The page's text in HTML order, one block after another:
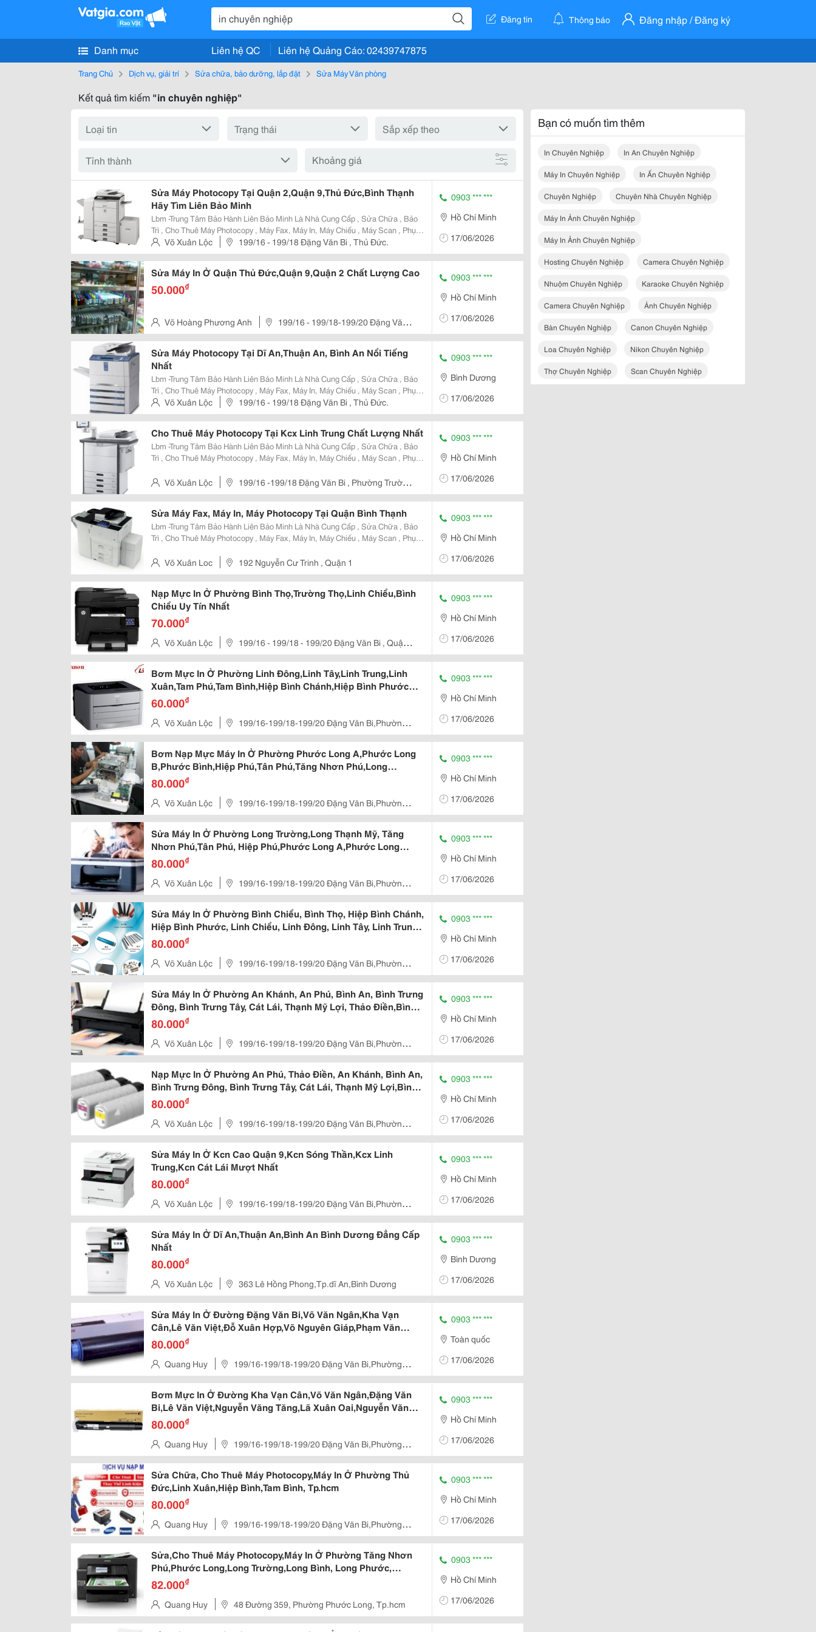
Đăng tin Thông báo Đăng nhập / Đăng ký
Danh mục Liên hệ QC Liên hệ Quảng Cáo: 02439747875
Trang Chủ Dịch vụ, giải trí Sửa chữa, bảo dưỡng, lắp đặt Sửa Máy Văn phòng
Kết quả tìm kiếm "in chuyên nghiệp"
Khoảng giá
Sửa Máy Photocopy Tại Quận 2,Quận 9,Thủ Đức,Bình Thạnh
Hãy Tìm Liên Bảo Minh
Lbm -Trung Tâm Bảo Hành Liên Bảo Minh Là Nhà Cung Cấp , Sửa Chữa , Bảo
Trì , Cho Thuê Máy Photocopy , Máy Fax, Máy In, Máy Chiếu , Máy Scan , Phụ
Tùng , Mực Photo,Mực In , Bơm Mực In Chuyên Nghiệp Số 1, Có Tay Nghề
Cao Nhất Và Được Tin Tưởng Nhất Tại...
Võ Xuân Lộc 199/16 - 199/18 Đặng Văn Bi , Thủ Đức.
0903 *** ***
Hồ Chí Minh
17/06/2026
Sửa Máy In Ở Quận Thủ Đức,Quận 9,Quận 2 Chất Lượng Cao
50.000₫
Võ Hoàng Phương Anh
199/16 - 199/18-199/20 Đặng Văn
Bi , Quận Thủ Đức
0903 *** ***
Hồ Chí Minh
17/06/2026
Sửa Máy Photocopy Tại Dĩ An,Thuận An, Bình An Nổi Tiếng
Nhất
Lbm -Trung Tâm Bảo Hành Liên Bảo Minh Là Nhà Cung Cấp , Sửa Chữa , Bảo
Trì , Cho Thuê Máy Photocopy , Máy Fax, Máy In, Máy Chiếu , Máy Scan , Phụ
Tùng , Mực Photo,Mực In , Bơm Mực In Chuyên Nghiệp Số 1, Có Tay Nghề
Cao Nhất Và Được Tin Tưởng Nhất Tại...
Võ Xuân Lộc 199/16 - 199/18 Đặng Văn Bi , Thủ Đức.
0903 *** ***
Bình Dương
17/06/2026
Cho Thuê Máy Photocopy Tại Kcx Linh Trung Chất Lượng Nhất
Lbm -Trung Tâm Bảo Hành Liên Bảo Minh Là Nhà Cung Cấp , Sửa Chữa , Bảo
Trì , Cho Thuê Máy Photocopy , Máy Fax, Máy In, Máy Chiếu , Máy Scan , Phụ
Cao Nhất Và Được Tin Tưởng Nhất Tại...
Võ Xuân Lộc
199/16 -199/18 Đặng Văn Bi , Phường Trường
Thọ , Quận Thủ Đức
0903 *** ***
Hồ Chí Minh
17/06/2026
Sửa Máy Fax, Máy In, Máy Photocopy Tại Quận Bình Thạnh
Lbm -Trung Tâm Bảo Hành Liên Bảo Minh Là Nhà Cung Cấp , Sửa Chữa , Bảo
Trì , Cho Thuê Máy Photocopy , Máy Fax, Máy In, Máy Chiếu , Máy Scan , Phụ
Cao Nhất Và Được Tin Tưởng Nhất Tại...
Võ Xuân Loc 192 Nguyễn Cư Trinh , Quận 1
0903 *** ***
Hồ Chí Minh
17/06/2026
Nạp Mực In Ở Phường Bình Thọ,Trường Thọ,Linh Chiểu,Bình
Chiểu Uy Tín Nhất
70.000₫
Võ Xuân Lộc
199/16 - 199/18 - 199/20 Đặng Văn Bi , Quận
Thủ Đức ( Gần Chợ Thủ Đức
0903 *** ***
Hồ Chí Minh
17/06/2026
Bơm Mực In Ở Phường Linh Đông,Linh Tây,Linh Trung,Linh
Xuân,Tam Phú,Tam Bình,Hiệp Bình Chánh,Hiệp Bình Phước
Tốt Nhất
60.000₫
Võ Xuân Lộc
199/16-199/18-199/20 Đặng Văn Bi,Phường
Trường Thọ,Quận Thủ Đức(Gần Chợ Thủ Đức)
0903 *** ***
Hồ Chí Minh
17/06/2026
Bơm Nạp Mực Máy In Ở Phường Phước Long A,Phước Long
B,Phước Bình,Hiệp Phú,Tân Phú,Tăng Nhơn Phú,Long
Trường,Long Thạnh Mỹ,Long Bình
80.000₫
Võ Xuân Lộc
199/16-199/18-199/20 Đặng Văn Bi,Phường
Trường Thọ,Tp. Thủ Đức,Tp.hcm
0903 *** ***
Hồ Chí Minh
17/06/2026
Sửa Máy In Ở Phường Long Trường,Long Thạnh Mỹ, Tăng
Nhơn Phú,Tân Phú, Hiệp Phú,Phước Long A,Phước Long
B,Phước Bình,Long Bình,Long Phước
80.000₫
Võ Xuân Lộc
199/16-199/18-199/20 Đặng Văn Bi,Phường
Trường Thọ,Tp. Thủ Đức,Tp.hcm
0903 *** ***
Hồ Chí Minh
17/06/2026
Sửa Máy In Ở Phường Bình Chiểu, Bình Thọ, Hiệp Bình Chánh,
Hiệp Bình Phước, Linh Chiểu, Linh Đông, Linh Tây, Linh Trung,
Linh Xuân, Tam Bình, Tam Phú, Trường Thọ.
80.000₫
Võ Xuân Lộc
199/16-199/18-199/20 Đặng Văn Bi,Phường
Trường Thọ,Tp. Thủ Đức,Tp.hcm
0903 *** ***
Hồ Chí Minh
17/06/2026
Sửa Máy In Ở Phường An Khánh, An Phú, Bình An, Bình Trưng
Đông, Bình Trưng Tây, Cát Lái, Thạnh Mỹ Lợi, Thảo Điền,Bình
Khánh, Thủ Thiêm,An Lợi Đông
80.000₫
Võ Xuân Lộc
199/16-199/18-199/20 Đặng Văn Bi,Phường
Trường Thọ,Tp. Thủ Đức,Tp.hcm
0903 *** ***
Hồ Chí Minh
17/06/2026
Nạp Mực In Ở Phường An Phú, Thảo Điền, An Khánh, Bình An,
Bình Trưng Đông, Bình Trưng Tây, Cát Lái, Thạnh Mỹ Lợi,Bình
Khánh, Thủ Thiêm,An Lợi Đông
80.000₫
Võ Xuân Lộc
199/16-199/18-199/20 Đặng Văn Bi,Phường
Trường Thọ,Tp. Thủ Đức,Tp.hcm
0903 *** ***
Hồ Chí Minh
17/06/2026
Sửa Máy In Ở Kcn Cao Quận 9,Kcn Sóng Thần,Kcx Linh
Trung,Kcn Cát Lái Mượt Nhất
80.000₫
Võ Xuân Lộc
199/16-199/18-199/20 Đặng Văn Bi,Phường
Trường Thọ,Tp. Thủ Đức,Tp.hcm
0903 *** ***
Hồ Chí Minh
17/06/2026
Sửa Máy In Ở Dĩ An,Thuận An,Bình An Bình Dương Đẳng Cấp
Nhất
80.000₫
Võ Xuân Lộc 363 Lê Hồng Phong,Tp.dĩ An,Bình Dương
0903 *** ***
Bình Dương
17/06/2026
Sửa Máy In Ở Đường Đặng Văn Bi,Võ Văn Ngân,Kha Vạn
Cân,Lê Văn Việt,Đỗ Xuân Hợp,Võ Nguyên Giáp,Phạm Văn
Đồng Uy Tín Nhất
80.000₫
Quang Huy
199/16-199/18-199/20 Đặng Văn Bi,Phường
Trường Thọ,Tp. Thủ Đức,Tp.hcm
0903 *** ***
Toàn quốc
17/06/2026
Bơm Mực In Ở Đường Kha Vạn Cân,Võ Văn Ngân,Đặng Văn
Bi,Lê Văn Việt,Nguyễn Văng Tăng,Lã Xuân Oai,Nguyễn Văn
Bá,Phạm Văn Đồng,Võ Nguyên Giáp
80.000₫
Quang Huy
199/16-199/18-199/20 Đặng Văn Bi,Phường
Trường Thọ,Tp. Thủ Đức,Tp.hcm
0903 *** ***
Hồ Chí Minh
17/06/2026
Sửa Chữa, Cho Thuê Máy Photocopy,Máy In Ở Phường Thủ
Đức,Linh Xuân,Hiệp Bình,Tam Bình, Tp.hcm
80.000₫
Quang Huy
199/16-199/18-199/20 Đặng Văn Bi,Phường
Thủ Đức,Tp.hcm
0903 *** ***
Hồ Chí Minh
17/06/2026
Sửa,Cho Thuê Máy Photocopy,Máy In Ở Phường Tăng Nhơn
Phú,Phước Long,Long Trường,Long Bình, Long Phước,
Tp.hcm
82.000₫
Quang Huy 48 Đường 359, Phường Phước Long, Tp.hcm
0903 *** ***
Hồ Chí Minh
17/06/2026
Bạn có muốn tìm thêm
In Chuyên Nghiệp In An Chuyên Nghiệp
Máy In Chuyên Nghiệp In Ấn Chuyên Nghiệp
Chuyên Nghiệp Chuyên Nhà Chuyên Nghiệp
Máy In Ảnh Chuyên Nghiệp
Máy In Ảnh Chuyên Nghiệp
Hosting Chuyên Nghiệp Camera Chuyên Nghiệp
Nhuộm Chuyên Nghiệp Karaoke Chuyên Nghiệp
Camera Chuyên Nghiệp Ảnh Chuyên Nghiệp
Bàn Chuyên Nghiệp Canon Chuyên Nghiệp
Loa Chuyên Nghiệp Nikon Chuyên Nghiệp
Thợ Chuyên Nghiệp Scan Chuyên Nghiệp